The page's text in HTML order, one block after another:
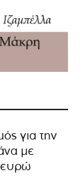
για την
με
ευρώ